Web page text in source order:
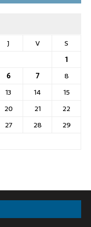
J V
S
1
6 7
8
13 14
15
20 21
22
27 28
29